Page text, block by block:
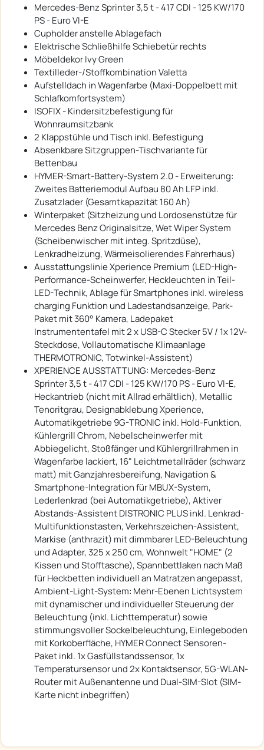
Mercedes-Benz Sprinter 3,5 t - 417 CDI - 125 KW/170
PS - Euro VI-E
Cupholder anstelle Ablagefach
Elektrische Schließhilfe Schiebetür rechts
Möbeldekor Ivy Green
Textilleder-/Stoffkombination Valetta
Aufstelldach in Wagenfarbe (Maxi-Doppelbett mit
Schlafkomfortsystem)
ISOFIX - Kindersitzbefestigung für
Wohnraumsitzbank
2 Klappstühle und Tisch inkl. Befestigung
Absenkbare Sitzgruppen-Tischvariante für
Bettenbau
HYMER-Smart-Battery-System 2.0 - Erweiterung:
Zweites Batteriemodul Aufbau 80 Ah LFP inkl.
Zusatzlader (Gesamtkapazität 160 Ah)
Winterpaket (Sitzheizung und Lordosenstütze für
Mercedes Benz Originalsitze, Wet Wiper System
(Scheibenwischer mit integ. Spritzdüse),
Lenkradheizung, Wärmeisolierendes Fahrerhaus)
Ausstattungslinie Xperience Premium (LED-High-
Performance-Scheinwerfer, Heckleuchten in Teil-
LED-Technik, Ablage für Smartphones inkl. wireless
charging Funktion und Ladestandsanzeige, Park-
Paket mit 360° Kamera, Ladepaket
Instrumententafel mit 2 x USB-C Stecker 5V / 1x 12V-
Steckdose, Vollautomatische Klimaanlage
THERMOTRONIC, Totwinkel-Assistent)
XPERIENCE AUSSTATTUNG: Mercedes-Benz
Sprinter 3,5 t - 417 CDI - 125 KW/170 PS - Euro VI-E,
Heckantrieb (nicht mit Allrad erhältlich), Metallic
Tenoritgrau, Designabklebung Xperience,
Automatikgetriebe 9G-TRONIC inkl. Hold-Funktion,
Kühlergrill Chrom, Nebelscheinwerfer mit
Abbiegelicht, Stoßfänger und Kühlergrillrahmen in
Wagenfarbe lackiert, 16" Leichtmetallräder (schwarz
matt) mit Ganzjahresbereifung, Navigation &
Smartphone-Integration für MBUX-System,
Lederlenkrad (bei Automatikgetriebe), Aktiver
Abstands-Assistent DISTRONIC PLUS inkl. Lenkrad-
Multifunktionstasten, Verkehrszeichen-Assistent,
Markise (anthrazit) mit dimmbarer LED-Beleuchtung
und Adapter, 325 x 250 cm, Wohnwelt "HOME" (2
Kissen und Stofftasche), Spannbettlaken nach Maß
für Heckbetten individuell an Matratzen angepasst,
Ambient-Light-System: Mehr-Ebenen Lichtsystem
mit dynamischer und individueller Steuerung der
Beleuchtung (inkl. Lichttemperatur) sowie
stimmungsvoller Sockelbeleuchtung, Einlegeboden
mit Korkoberfläche, HYMER Connect Sensoren-
Paket inkl. 1x Gasfüllstandssensor, 1x
Temperatursensor und 2x Kontaktsensor, 5G-WLAN-
Router mit Außenantenne und Dual-SIM-Slot (SIM-
Karte nicht inbegriffen)